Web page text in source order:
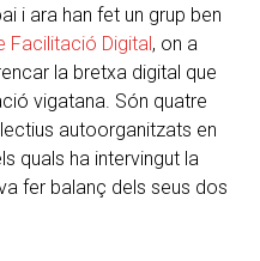
i ara han fet un grup ben
Facilitació Digital , on a
la bretxa digital que
vigatana. Són quatre
autoorganitzats en
quals ha intervingut la
fer balanç dels seus dos